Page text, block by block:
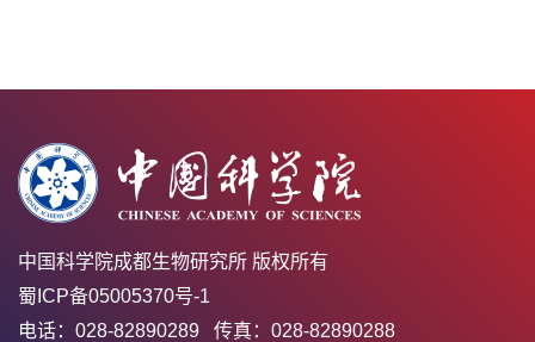
中国科学院成都生物研究所 版权所有
蜀ICP备05005370号-1
电话：028-82890289 传真：028-82890288